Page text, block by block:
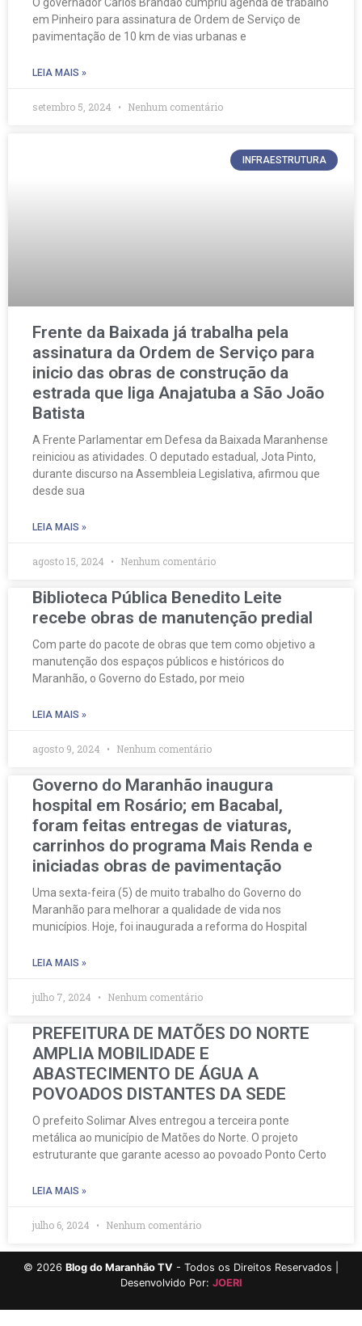
em Pinheiro para assinatura de Ordem de Serviço de
pavimentação de 10 km de vias urbanas e
LEIA MAIS »
setembro 5, 2024 Nenhum comentário
INFRAESTRUTURA
Frente da Baixada já trabalha pela
assinatura da Ordem de Serviço para
inicio das obras de construção da
estrada que liga Anajatuba a São João
Batista
A Frente Parlamentar em Defesa da Baixada Maranhense
reiniciou as atividades. O deputado estadual, Jota Pinto,
durante discurso na Assembleia Legislativa, afirmou que
desde sua
LEIA MAIS »
agosto 15, 2024 Nenhum comentário
Biblioteca Pública Benedito Leite
recebe obras de manutenção predial
Com parte do pacote de obras que tem como objetivo a
manutenção dos espaços públicos e históricos do
Maranhão, o Governo do Estado, por meio
LEIA MAIS »
agosto 9, 2024 Nenhum comentário
Governo do Maranhão inaugura
hospital em Rosário; em Bacabal,
foram feitas entregas de viaturas,
carrinhos do programa Mais Renda e
iniciadas obras de pavimentação
Uma sexta-feira (5) de muito trabalho do Governo do
Maranhão para melhorar a qualidade de vida nos
municípios. Hoje, foi inaugurada a reforma do Hospital
LEIA MAIS »
julho 7, 2024 Nenhum comentário
PREFEITURA DE MATÕES DO NORTE
AMPLIA MOBILIDADE E
ABASTECIMENTO DE ÁGUA A
POVOADOS DISTANTES DA SEDE
O prefeito Solimar Alves entregou a terceira ponte
metálica ao município de Matões do Norte. O projeto
estruturante que garante acesso ao povoado Ponto Certo
LEIA MAIS »
julho 6, 2024 Nenhum comentário
© 2026 Blog do Maranhão TV - Todos os Direitos Reservados |
Desenvolvido Por: JOERI